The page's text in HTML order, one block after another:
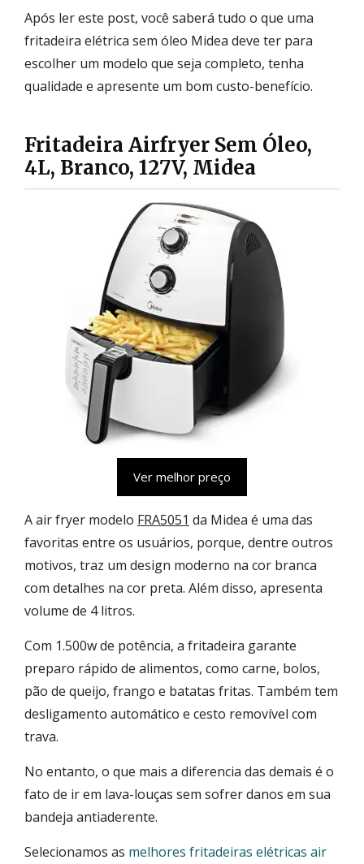
Após ler este post, você saberá tudo o que uma
fritadeira elétrica sem óleo Midea deve ter para
escolher um modelo que seja completo, tenha
qualidade e apresente um bom custo-benefício.
Fritadeira Airfryer Sem Óleo,
4L, Branco, 127V, Midea
Ver melhor preço
A air fryer modelo FRA5051 da Midea é uma das
favoritas entre os usuários, porque, dentre outros
motivos, traz um design moderno na cor branca
com detalhes na cor preta. Além disso, apresenta
volume de 4 litros.
Com 1.500w de potência, a fritadeira garante
preparo rápido de alimentos, como carne, bolos,
pão de queijo, frango e batatas fritas. Também tem
desligamento automático e cesto removível com
trava.
No entanto, o que mais a diferencia das demais é o
fato de ir em lava-louças sem sofrer danos em sua
bandeja antiaderente.
Selecionamos as melhores fritadeiras elétricas air